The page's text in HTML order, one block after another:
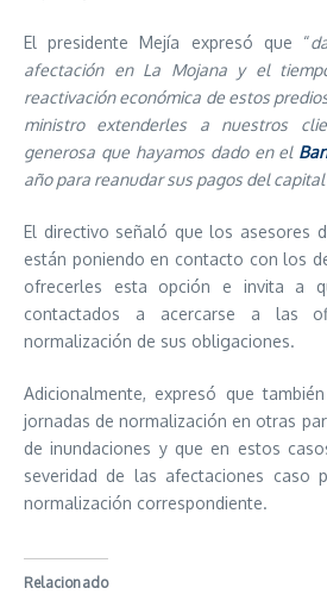
El presidente Mejía expresó que “
afectación en La Mojana y el
reactivación económica de estos
ministro extenderles a nuestros
generosa que hayamos dado en el
año para reanudar sus pagos del
El directivo señaló que los asesores
están poniendo en contacto con los
ofrecerles esta opción e invita a
contactados a acercarse a las
normalización de sus obligaciones.
Adicionalmente, expresó que
jornadas de normalización en otras
de inundaciones y que en estos
severidad de las afectaciones caso
normalización correspondiente.
Relacionado